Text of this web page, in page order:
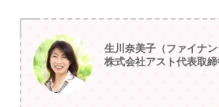
生川奈美子（ファイナ
株式会社アスト代表取